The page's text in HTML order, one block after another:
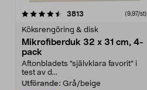
3813 (9,97/st)
Köksrengöring & disk
Mikrofiberduk 32 x 31 cm, 4-
pack
Aftonbladets "självklara favorit” i
test av d...
Utförande: Grå/beige
4.0av 5 stjärnor